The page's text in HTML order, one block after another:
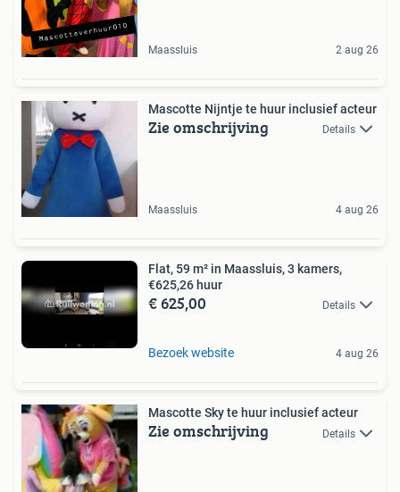
Maassluis 2 aug 26
Mascotte Nijntje te huur inclusief acteur
Zie omschrijving Details
Maassluis 4 aug 26
Flat, 59 m² in Maassluis, 3 kamers,
€625,26 huur
€ 625,00 Details
Bezoek website 4 aug 26
Mascotte Sky te huur inclusief acteur
Zie omschrijving Details